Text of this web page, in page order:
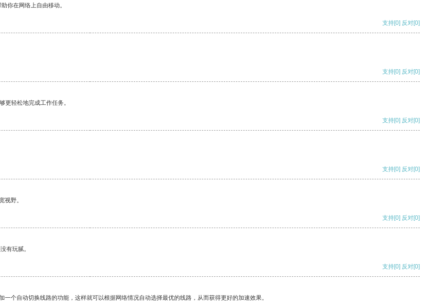
你在网络上自由移动。
支持[0] 反对[0]
支持[0] 反对[0]
更轻松地完成工作任务。
支持[0] 反对[0]
支持[0] 反对[0]
视野。
支持[0] 反对[0]
有玩腻。
支持[0] 反对[0]
个自动切换线路的功能，这样就可以根据网络情况自动选择最优的线路，从而获得更好的加速效果。